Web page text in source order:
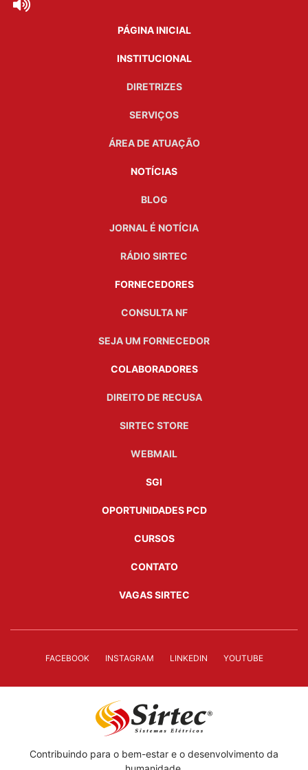
PÁGINA INICIAL
INSTITUCIONAL
DIRETRIZES
SERVIÇOS
ÁREA DE ATUAÇÃO
NOTÍCIAS
BLOG
JORNAL É NOTÍCIA
RÁDIO SIRTEC
FORNECEDORES
CONSULTA NF
SEJA UM FORNECEDOR
COLABORADORES
DIREITO DE RECUSA
SIRTEC STORE
WEBMAIL
SGI
OPORTUNIDADES PCD
CURSOS
CONTATO
VAGAS SIRTEC
FACEBOOK INSTAGRAM LINKEDIN YOUTUBE
Contribuindo para o bem-estar e o desenvolvimento da